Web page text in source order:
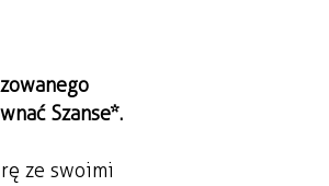
Szanse*.
ze swoimi